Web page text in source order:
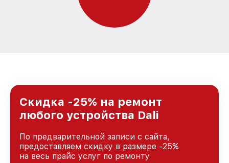
Скидка -25% на ремонт
любого устройства Dali
По предварительной записи с сайта,
предоставляем скидку в размере -25%
на весь прайс услуг по ремонту